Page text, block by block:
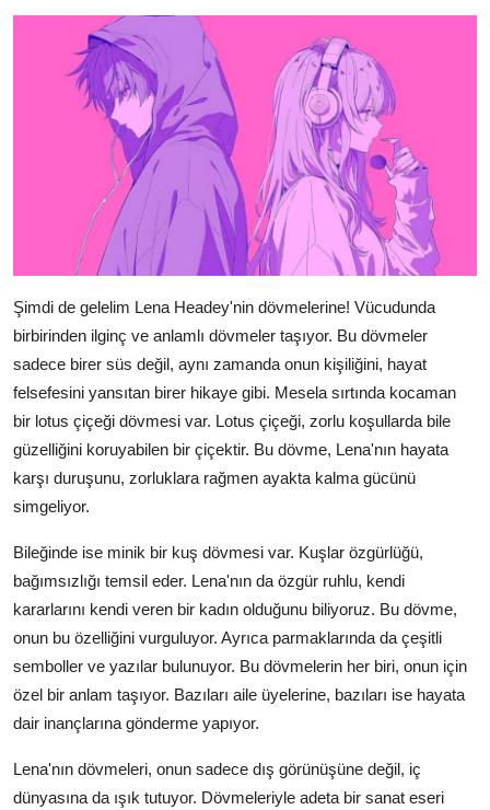
Şimdi de gelelim Lena Headey'nin dövmelerine! Vücudunda
birbirinden ilginç ve anlamlı dövmeler taşıyor. Bu dövmeler
sadece birer süs değil, aynı zamanda onun kişiliğini, hayat
felsefesini yansıtan birer hikaye gibi. Mesela sırtında kocaman
bir lotus çiçeği dövmesi var. Lotus çiçeği, zorlu koşullarda bile
güzelliğini koruyabilen bir çiçektir. Bu dövme, Lena'nın hayata
karşı duruşunu, zorluklara rağmen ayakta kalma gücünü
simgeliyor.
Bileğinde ise minik bir kuş dövmesi var. Kuşlar özgürlüğü,
bağımsızlığı temsil eder. Lena'nın da özgür ruhlu, kendi
kararlarını kendi veren bir kadın olduğunu biliyoruz. Bu dövme,
onun bu özelliğini vurguluyor. Ayrıca parmaklarında da çeşitli
semboller ve yazılar bulunuyor. Bu dövmelerin her biri, onun için
özel bir anlam taşıyor. Bazıları aile üyelerine, bazıları ise hayata
dair inançlarına gönderme yapıyor.
Lena'nın dövmeleri, onun sadece dış görünüşüne değil, iç
dünyasına da ışık tutuyor. Dövmeleriyle adeta bir sanat eseri